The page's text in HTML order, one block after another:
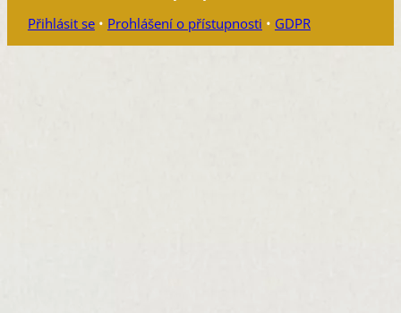
Přihlásit se• Prohlášení o přístupnosti • GDPR